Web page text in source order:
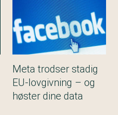
Meta trodser stadig
EU-lovgivning – og
høster dine data